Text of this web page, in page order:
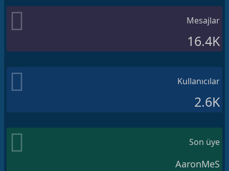
Mesajlar
16.4K
Kullanıcılar
2.6K
Son üye
AaronMeS